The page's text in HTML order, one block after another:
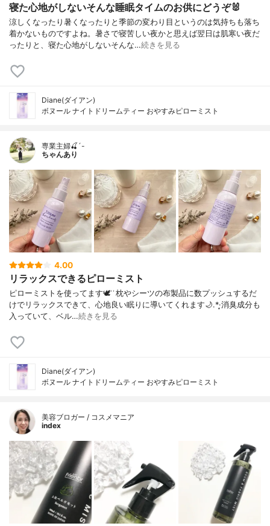
寝た心地がしないそんな睡眠タイムのお供にどうぞ🐰
涼しくなったり暑くなったりと季節の変わり目というのは気持ちも落ち
着かないものですよね。暑さで寝苦しい夜かと思えば翌日は肌寒い夜だ
ったりと、寝た心地がしないそんな…続きを見る
Diane(ダイアン)
ボヌール ナイトドリームティー おやすみピローミスト
専業主婦🍒´-
ちゃんあり
4.00
リラックスできるピローミスト
ピローミストを使ってます🕊 ͗ ͗枕やシーツの布製品に数プッシュするだ
けでリラックスできて、心地良い眠りに導いてくれます🌙.*·̩͙消臭成分も
入っていて、ベル…続きを見る
Diane(ダイアン)
ボヌール ナイトドリームティー おやすみピローミスト
美容ブロガー / コスメマニア
index